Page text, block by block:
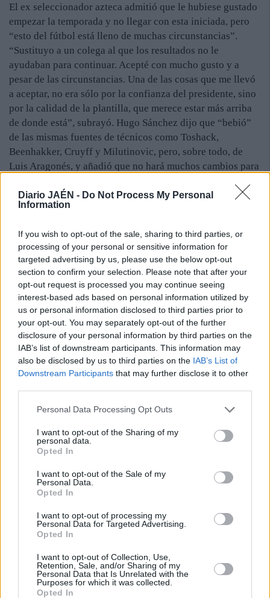
Diario JAÉN - Do Not Process My Personal
Information
If you wish to opt-out of the sale, sharing to third parties, or
processing of your personal or sensitive information for
targeted advertising by us, please use the below opt-out
section to confirm your selection. Please note that after your
opt-out request is processed you may continue seeing
interest-based ads based on personal information utilized by
us or personal information disclosed to third parties prior to
your opt-out. You may separately opt-out of the further
disclosure of your personal information by third parties on the
IAB’s list of downstream participants. This information may
also be disclosed by us to third parties on the IAB’s List of
Downstream Participants that may further disclose it to other
Personal Data Processing Opt Outs
I want to opt-out of the Sharing of my
personal data.
Opted In
I want to opt-out of the Sale of my
Personal Data.
Opted In
I want to opt-out of processing my
Personal Data for Targeted Advertising.
Opted In
I want to opt-out of Collection, Use,
Retention, Sale, and/or Sharing of my
Personal Data that Is Unrelated with the
Purposes for which it was collected.
Opted In
El ex seleccionador azteca admitió que le hubiese gustado
empezar la temporada y no llegar con esta iniciada, pero
“esto del fútbol está lleno de muchas circunstancias”.
“Sustituyo a un colega al que los resultados no le
ayudaban para continuar. Acepté con mucho gusto y a
pesar de las circunstancias. Una de las cosas que me llevó
a aceptar, no era sólo por la confianza del presidente, sino
por la calidad de la plantilla, que merece estar más arriba
de donde está”, subrayó. Hugo Sánchez dijo que “bebió”
de las mismas fuentes de técnicos como Toshack,
Beenhakker, Cruyff y Milutinovic, pero, sobre todo, de
Luis Aragonés, y añadió que no hará muchos cambios para
darle pistas al rival. Lo mejor es que vengan a vernos
jugar”, agregó.
manifestó que está satisfecho de contar con los servicios
de un técnico al que conocía por su andadura en Los
Pumas o en la selección mexicana. “Lo vi y pensé en la
posibilidad de tenerlo algún día en Almería”, dijo, al
tiempo que habló de una “apuesta, tanto por su parte como
por la nuestra”.
Efe / Almería